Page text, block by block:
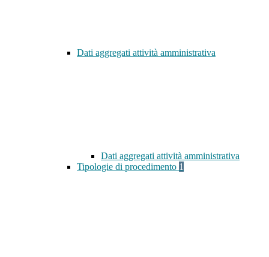
Dati aggregati attività amministrativa
Dati aggregati attività amministrativa
Tipologie di procedimento 1